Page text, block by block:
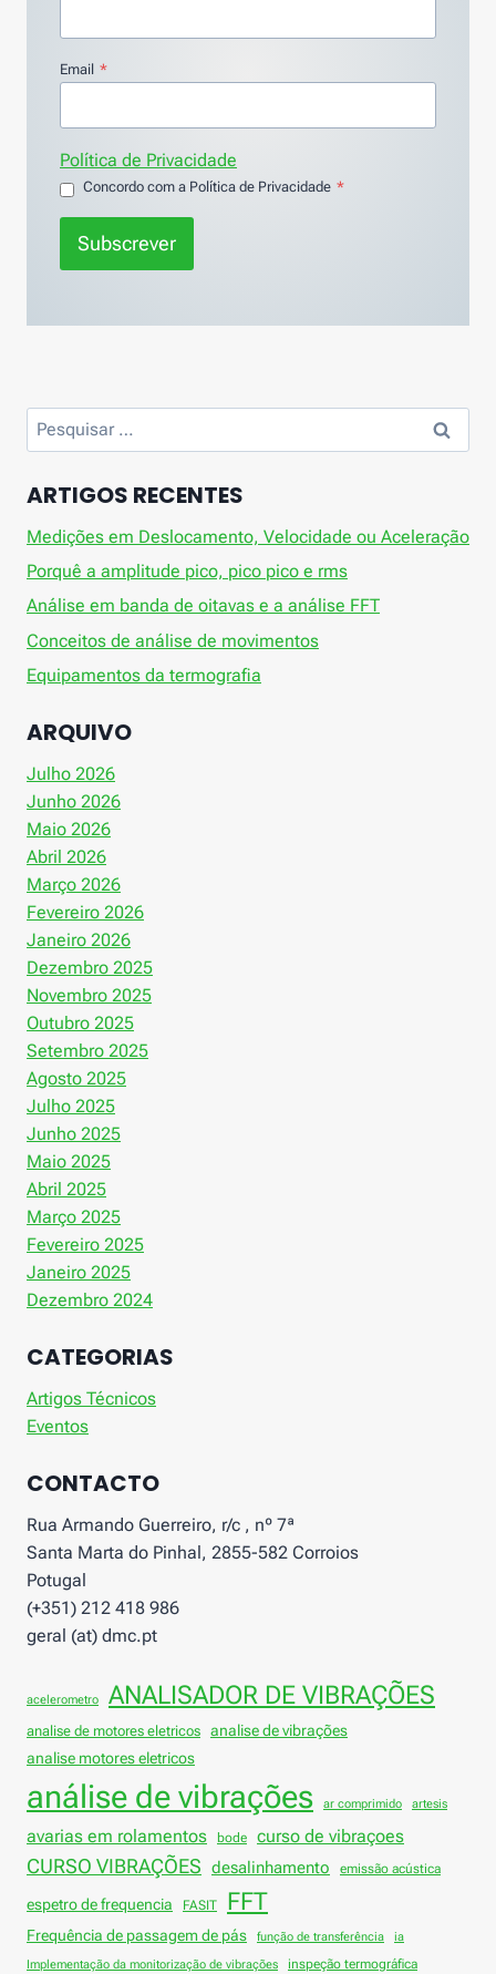
Email *
Política de Privacidade
Concordo com a Política de Privacidade *
Subscrever
Pesquisar
por:
ARTIGOS RECENTES
Medições em Deslocamento, Velocidade ou Aceleração
Porquê a amplitude pico, pico pico e rms
Análise em banda de oitavas e a análise FFT
Conceitos de análise de movimentos
Equipamentos da termografia
ARQUIVO
Julho 2026
Junho 2026
Maio 2026
Abril 2026
Março 2026
Fevereiro 2026
Janeiro 2026
Dezembro 2025
Novembro 2025
Outubro 2025
Setembro 2025
Agosto 2025
Julho 2025
Junho 2025
Maio 2025
Abril 2025
Março 2025
Fevereiro 2025
Janeiro 2025
Dezembro 2024
CATEGORIAS
Artigos Técnicos
Eventos
CONTACTO
Rua Armando Guerreiro, r/c , nº 7ª
Santa Marta do Pinhal, 2855-582 Corroios
Potugal
(+351) 212 418 986
geral (at) dmc.pt
acelerometro ANALISADOR DE VIBRAÇÕES
analise de motores eletricos analise de vibrações
analise motores eletricos
análise de vibrações ar comprimido artesis
avarias em rolamentos bode curso de vibraçoes
CURSO VIBRAÇÕES desalinhamento emissão acústica
espetro de frequencia FASIT FFT
Frequência de passagem de pás função de transferência
ia
Implementação da monitorização de vibrações
inspeção termográfica